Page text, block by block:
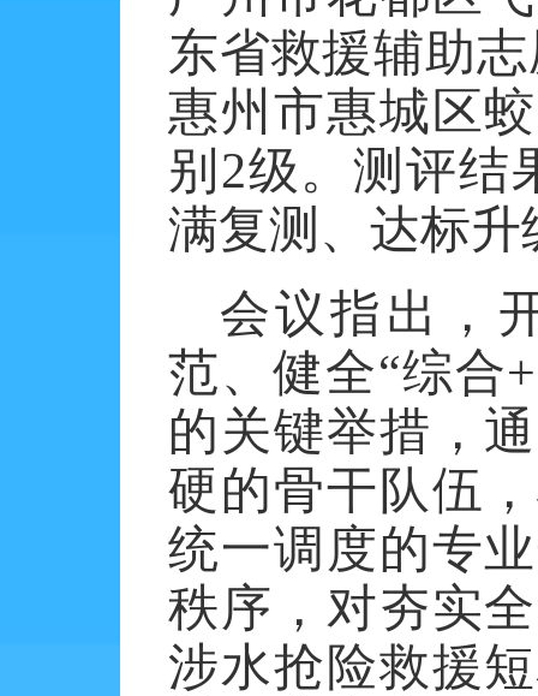
东省救援辅助
惠州市惠城区
别 2级。测评结
满复测、达标
会议指出，
范、健全“综合+
的关键举措，
硬的骨干队伍
统一调度的专
秩序，对夯实
涉水抢险救援